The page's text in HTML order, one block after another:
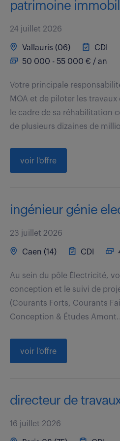
patrimoine
24 juillet 2026
Vallauris (06)
CDI
50 000 - 55 000 € / an
Votre principale
MOA et de piloter les travaux
le cadre de sa réhabilitation
de plusieurs dizaines de
voir l'offre
ingénieur génie
23 juillet 2026
Caen (14) CDI
Au sein du pôle Électricité,
conception et le suivi de
(Courants Forts, Courants
Conception & Études
voir l'offre
directeur de
16 juillet 2026